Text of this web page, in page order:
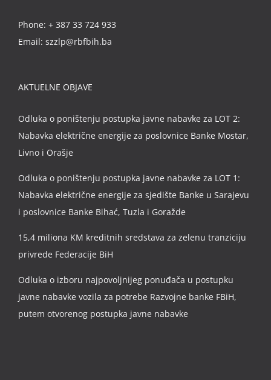
Phone: + 387 33 724 933
Email: szzlp@rbfbih.ba
AKTUELNE OBJAVE
Odluka o poništenju postupka javne nabavke za LOT 2:
Nabavka električne energije za poslovnice Banke Mostar,
Livno i Orašje
Odluka o poništenju postupka javne nabavke za LOT 1:
Nabavka električne energije za sjedište Banke u Sarajevu
i poslovnice Banke Bihać, Tuzla i Goražde
15,4 miliona KM kreditnih sredstava za zelenu tranziciju
privrede Federacije BiH
Odluka o izboru najpovoljnijeg ponuđača u postupku
javne nabavke vozila za potrebe Razvojne banke FBiH,
putem otvorenog postupka javne nabavke